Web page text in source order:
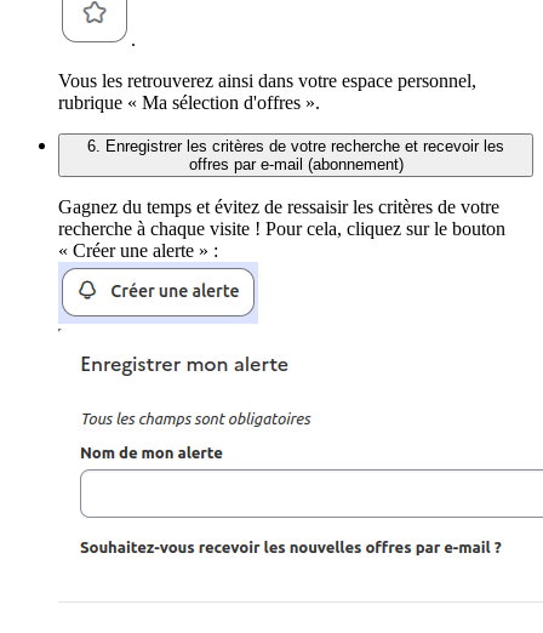
.
Vous les retrouverez ainsi dans votre espace personnel,
rubrique « Ma sélection d'offres ».
6. Enregistrer les critères de votre recherche et recevoir les
offres par e-mail (abonnement)
Gagnez du temps et évitez de ressaisir les critères de votre
recherche à chaque visite ! Pour cela, cliquez sur le bouton
« Créer une alerte » :